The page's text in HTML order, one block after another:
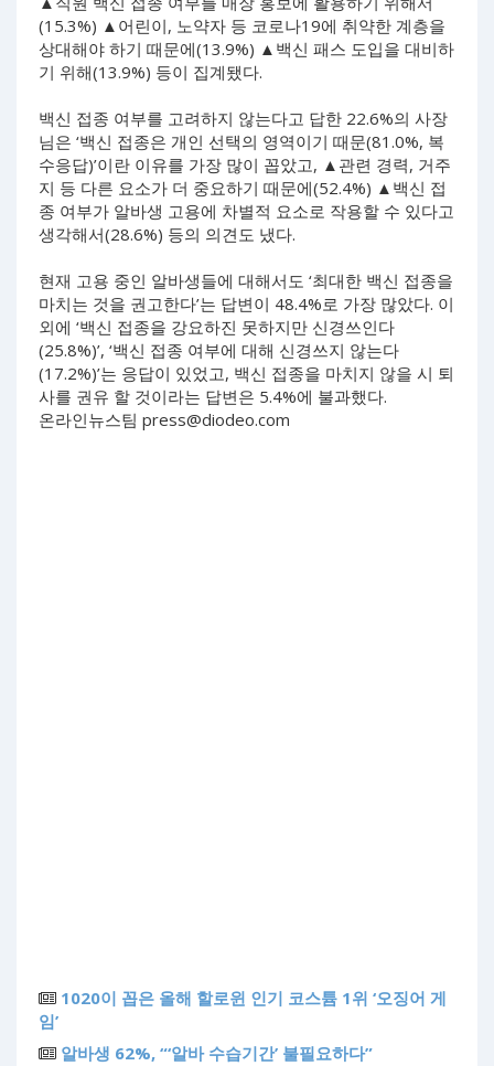
(15.3%) ▲어린이, 노약자 등 코로나19에 취약한 계층을
상대해야 하기 때문에(13.9%) ▲백신 패스 도입을 대비하
기 위해(13.9%) 등이 집계됐다.
백신 접종 여부를 고려하지 않는다고 답한 22.6%의 사장
님은 ‘백신 접종은 개인 선택의 영역이기 때문(81.0%, 복
수응답)’이란 이유를 가장 많이 꼽았고, ▲관련 경력, 거주
지 등 다른 요소가 더 중요하기 때문에(52.4%) ▲백신 접
종 여부가 알바생 고용에 차별적 요소로 작용할 수 있다고
생각해서(28.6%) 등의 의견도 냈다.
현재 고용 중인 알바생들에 대해서도 ‘최대한 백신 접종을
마치는 것을 권고한다’는 답변이 48.4%로 가장 많았다. 이
외에 ‘백신 접종을 강요하진 못하지만 신경쓰인다
(25.8%)’, ‘백신 접종 여부에 대해 신경쓰지 않는다
(17.2%)’는 응답이 있었고, 백신 접종을 마치지 않을 시 퇴
사를 권유 할 것이라는 답변은 5.4%에 불과했다.
온라인뉴스팀 press@diodeo.com
1020이 꼽은 올해 할로윈 인기 코스튬 1위 ‘오징어 게
임’
알바생 62%, “‘알바 수습기간’ 불필요하다”